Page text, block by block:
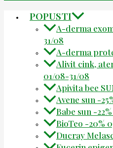
POPUSTI
A-derma
31/08
A-derma
Alivit cink,
01/08-31/08
Apivita bee
Avene sun -
Babe sun -
BioTeo -20%
Ducray